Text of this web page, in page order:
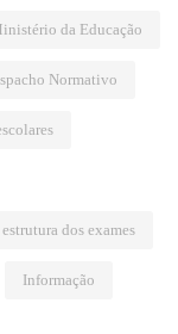
da Educação
Normativo
estrutura dos exames
Informação